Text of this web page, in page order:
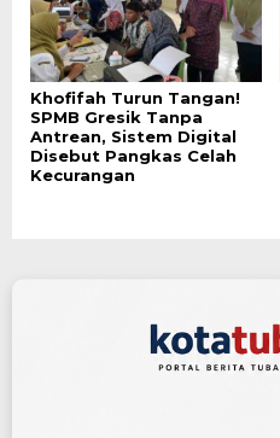
Khofifah Turun Tangan!
SPMB Gresik Tanpa
Antrean, Sistem Digital
Disebut Pangkas Celah
Kecurangan